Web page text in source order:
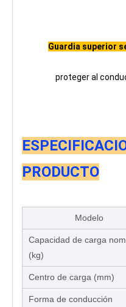
Guardia superior
proteger al
PRODUCTO
Modelo
Capacidad de carga
(kg)
Centro de carga (mm)
Forma de conducción